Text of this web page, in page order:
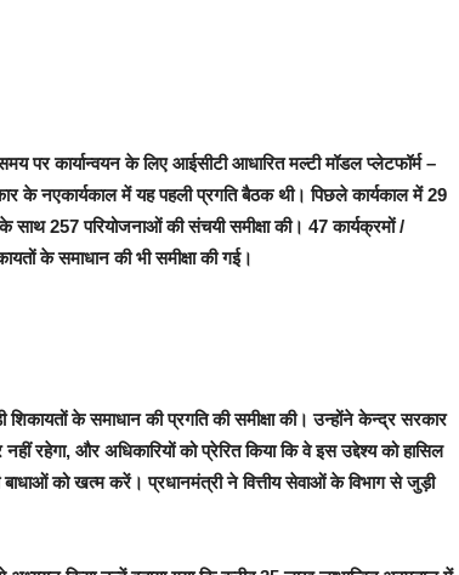
कार्यान्वयन के लिए आईसीटी आधारित मल्टी मॉडल प्लेटफॉर्म –
के नएकार्यकाल में यह पहली प्रगति बैठक थी। पिछले कार्यकाल में 29
257 परियोजनाओं की संचयी समीक्षा की। 47 कार्यक्रमों /
के समाधान की भी समीक्षा की गई।
के समाधान की प्रगति की समीक्षा की। उन्होंने केन्द्र सरकार
रहेगा, और अधिकारियों को प्रेरित किया कि वे इस उद्देश्य को हासिल
को खत्म करें। प्रधानमंत्री ने वित्तीय सेवाओं के विभाग से जुड़ी